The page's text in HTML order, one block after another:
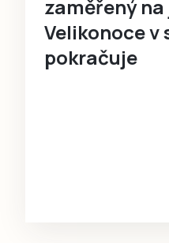
zaměřený na
Velikonoce v
pokračuje